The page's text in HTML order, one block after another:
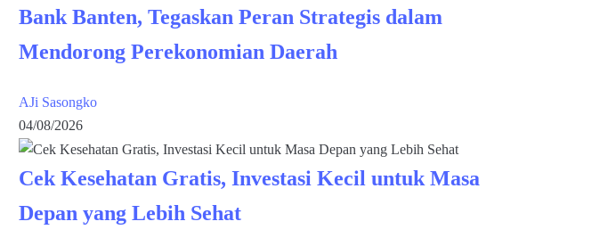
Bank Banten, Tegaskan Peran Strategis dalam
Mendorong Perekonomian Daerah
AJi Sasongko
04/08/2026
Cek Kesehatan Gratis, Investasi Kecil untuk Masa
Depan yang Lebih Sehat